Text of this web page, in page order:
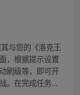
与您的《洛克王
，根据提示设置
刷级等，即可开
。在完成任务...